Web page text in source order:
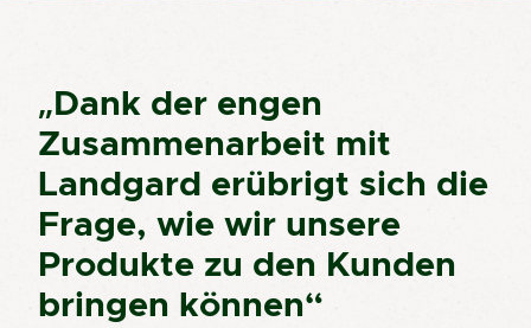
„Dank der engen
Zusammenarbeit mit
Landgard erübrigt sich die
Frage, wie wir unsere
Produkte zu den Kunden
bringen können“